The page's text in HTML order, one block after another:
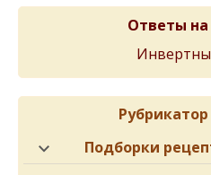
Ответы на
Подборки